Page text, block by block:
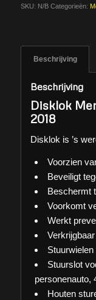
SKU: N/B Categorieën:
Beschrijving
Beschrijving
Disklok
2018
Disklok is ’s
Voorzien
Beveiligt
Beschermt
Voorkomt
Werkt
Stuurslot
personenauto,
Houten